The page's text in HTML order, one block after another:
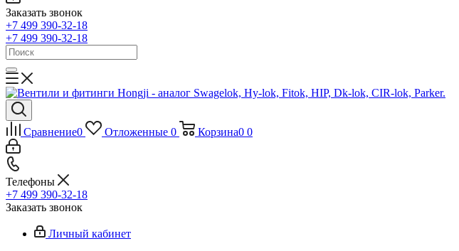
Заказать звонок
+7 499 390-32-18
+7 499 390-32-18
Сравнение0 Отложенные 0 Корзина0 0
Телефоны
+7 499 390-32-18
Заказать звонок
Личный кабинет